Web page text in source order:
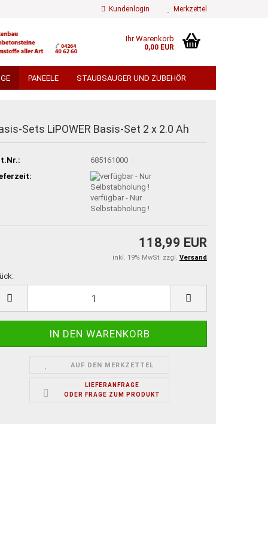
Kundenlogin
erstellen
Merkzettel
Ihr Warenkorb
0,00 EUR
PANEELE STAUBSAUGER UND ZUBEHÖR
TORE UND SICHTSCHUTZ
ALU KASCHIERT TERRASSENDIELEN
% GROSSPOSTEN % VERSANDKOSTENFREI
Sets LiPOWER Basis-Set 2 x 2.0 Ah
685161000
verfügbar - Nur
Selbstabholung !
118,99 EUR
inkl. 19% MwSt. zzgl. Versand
AUF DEN MERKZETTEL
LIEFERANFRAGE
ODER FRAGE ZUM PRODUKT